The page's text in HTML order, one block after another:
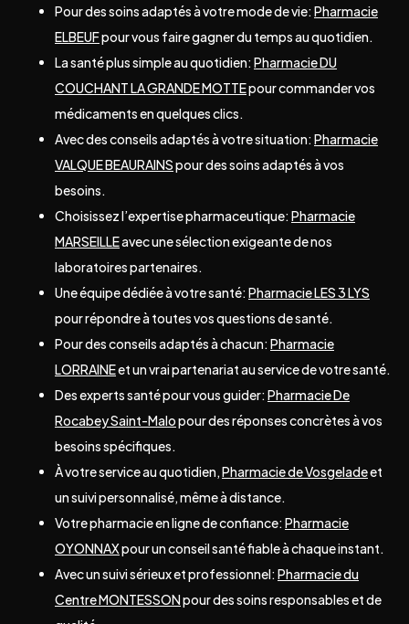
Pour des soins adaptés à votre mode de vie: Pharmacie
ELBEUFpour vous faire gagner du temps au quotidien.
La santé plus simple au quotidien: Pharmacie DU
COUCHANT LA GRANDE MOTTEpour commander vos
médicaments en quelques clics.
Avec des conseils adaptés à votre situation: Pharmacie
VALQUE BEAURAINSpour des soins adaptés à vos
besoins.
Choisissez l’expertise pharmaceutique: Pharmacie
MARSEILLEavec une sélection exigeante de nos
laboratoires partenaires.
Une équipe dédiée à votre santé: Pharmacie LES 3 LYS
pour répondre à toutes vos questions de santé.
Pour des conseils adaptés à chacun: Pharmacie
LORRAINEet un vrai partenariat au service de votre santé.
Des experts santé pour vous guider: Pharmacie De
Rocabey Saint-Malopour des réponses concrètes à vos
besoins spécifiques.
À votre service au quotidien, Pharmacie de Vosgeladeet
un suivi personnalisé, même à distance.
Votre pharmacie en ligne de confiance: Pharmacie
OYONNAXpour un conseil santé fiable à chaque instant.
Avec un suivi sérieux et professionnel: Pharmacie du
Centre MONTESSONpour des soins responsables et de